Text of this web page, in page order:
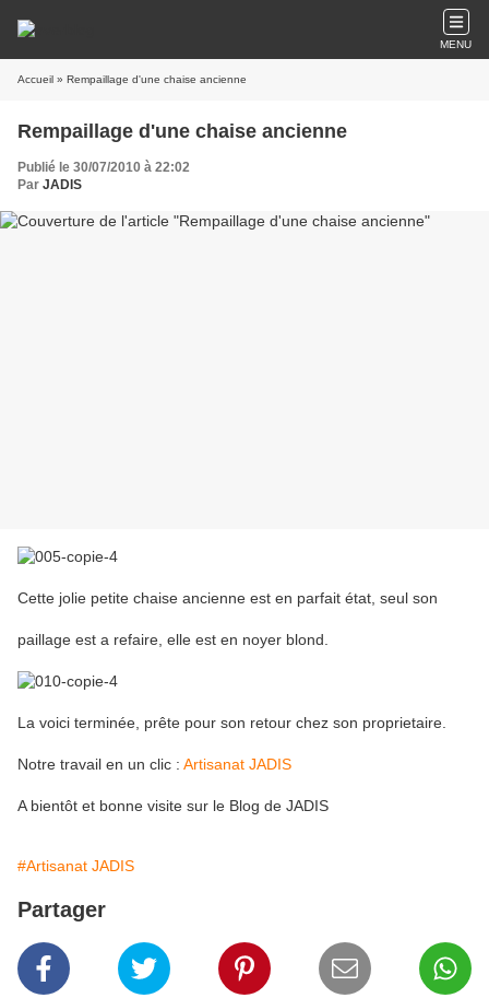
MENU
Accueil » Rempaillage d'une chaise ancienne
Rempaillage d'une chaise ancienne
Publié le 30/07/2010 à 22:02
Par JADIS
Cette jolie petite chaise ancienne est en parfait état, seul son
paillage est a refaire, elle est en noyer blond.
La voici terminée, prête pour son retour chez son proprietaire.
Notre travail en un clic : Artisanat JADIS
A bientôt et bonne visite sur le Blog de JADIS
#Artisanat JADIS
Partager